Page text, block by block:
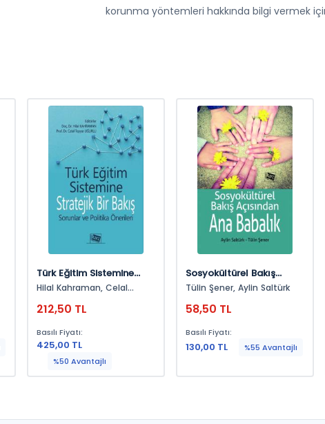
korunma yöntemleri hakkında bilgi vermek
Türk Eğitim Sistemine
Stratejik Bir Bakış
Önerileri
Hilal Kahraman, Celal
212,50 TL
Basılı Fiyatı:
425,00 TL
%50 Avantajlı
Sosyokültürel Bakış
Açısından Ana Babalık
Tülin Şener, Aylin Saltürk
58,50 TL
Basılı Fiyatı:
130,00 TL %55 Avantajlı